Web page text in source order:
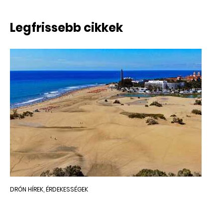
Legfrissebb cikkek
DRÓN HÍREK, ÉRDEKESSÉGEK